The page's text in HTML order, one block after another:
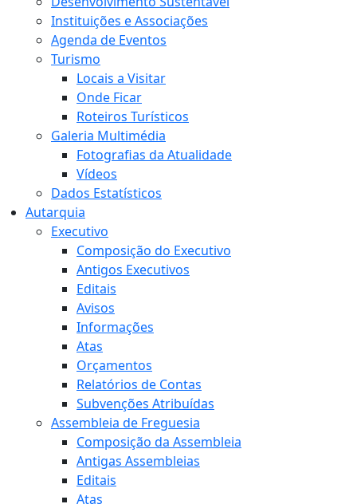
Instituições e Associações
Agenda de Eventos
Turismo
Locais a Visitar
Onde Ficar
Roteiros Turísticos
Galeria Multimédia
Fotografias da Atualidade
Vídeos
Dados Estatísticos
Autarquia
Executivo
Composição do Executivo
Antigos Executivos
Editais
Avisos
Informações
Atas
Orçamentos
Relatórios de Contas
Subvenções Atribuídas
Assembleia de Freguesia
Composição da Assembleia
Antigas Assembleias
Editais
Atas